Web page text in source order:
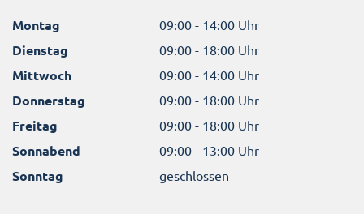
Montag 09:00 - 14:00 Uhr
Dienstag 09:00 - 18:00 Uhr
Mittwoch 09:00 - 14:00 Uhr
Donnerstag 09:00 - 18:00 Uhr
Freitag 09:00 - 18:00 Uhr
Sonnabend 09:00 - 13:00 Uhr
Sonntag geschlossen